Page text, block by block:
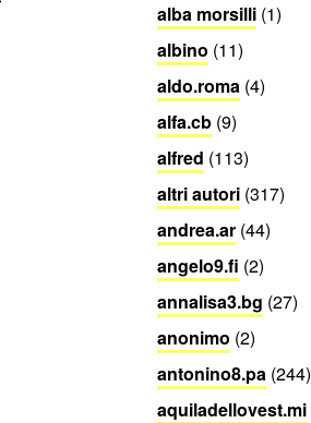
alba morsilli (1)
albino (11)
aldo.roma (4)
alfa.cb (9)
alfred (113)
altri autori (317)
andrea.ar (44)
angelo9.fi (2)
annalisa3.bg (27)
anonimo (2)
antonino8.pa (244)
aquiladellovest.mi